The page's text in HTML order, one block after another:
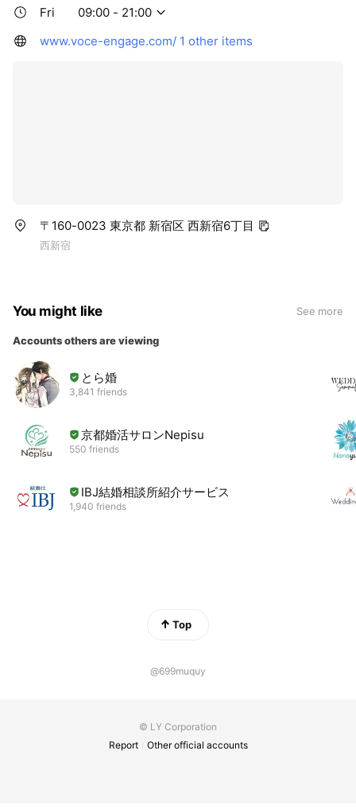
Fri
09:00 - 21:00
www.voce-engage.com/ 1 other items
〒160-0023 東京都 新宿区 西新宿6丁目
西新宿
You might like See more
Accounts others are viewing
とら婚
3,841 friends
京都婚活サロンNepisu
550 friends
IBJ結婚相談所紹介サービス
1,940 friends
Top
@699muquy
© LY Corporation
Report
Other official accounts